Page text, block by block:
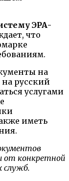
ЭРА-
что
на
русский
услугами
иметь
от конкретной
служб.